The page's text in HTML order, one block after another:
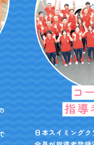
日本スイミング